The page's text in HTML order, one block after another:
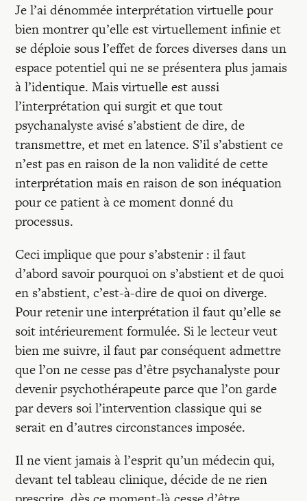
Je l’ai dénommée interprétation virtuelle pour
bien montrer qu’elle est virtuellement infinie et
se déploie sous l’effet de forces diverses dans un
espace potentiel qui ne se présentera plus jamais
à l’identique. Mais virtuelle est aussi
l’interprétation qui surgit et que tout
psychanalyste avisé s’abstient de dire, de
transmettre, et met en latence. S’il s’abstient ce
n’est pas en raison de la non validité de cette
interprétation mais en raison de son inéquation
pour ce patient à ce moment donné du
processus.
Ceci implique que pour s’abstenir : il faut
d’abord savoir pourquoi on s’abstient et de quoi
en s’abstient, c’est-à-dire de quoi on diverge.
Pour retenir une interprétation il faut qu’elle se
soit intérieurement formulée. Si le lecteur veut
bien me suivre, il faut par conséquent admettre
que l’on ne cesse pas d’être psychanalyste pour
devenir psychothérapeute parce que l’on garde
par devers soi l’intervention classique qui se
serait en d’autres circonstances imposée.
Il ne vient jamais à l’esprit qu’un médecin qui,
devant tel tableau clinique, décide de ne rien